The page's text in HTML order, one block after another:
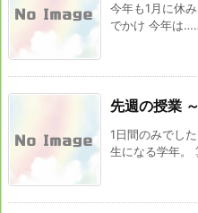
今年も1月に休
でかけ 今年は
先週の授業
1日間のみでし
生になる学年。